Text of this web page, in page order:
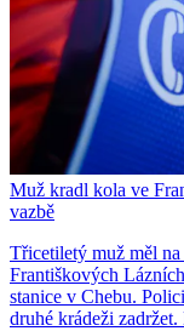
Muž kradl kola ve
vazbě
Třicetiletý muž měl
Františkových
stanice v Chebu.
druhé krádeži